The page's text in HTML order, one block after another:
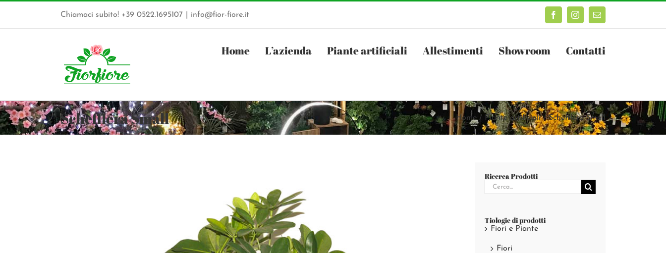
Chiamaci subito! +39 0522.1695107 info@fior-fiore.it FacebookInstagramEmail
Home L’azienda Piante artificiali Allestimenti Showroom Contatti
Schefflera Small Home Piante artificiali Schefflera Small
Ricerca Prodotti
Cerca
per:
Tiologie di prodotti
Fiori e Piante
Fiori